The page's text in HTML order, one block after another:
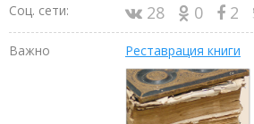
Соц. сети: 28 0 2
Важно Реставрация книги